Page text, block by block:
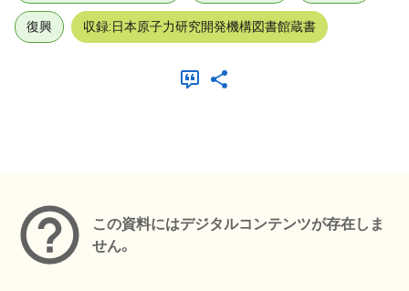
復興 収録:日本原子力研究開発機構図書館蔵書
この資料にはデジタルコンテンツが存在しま
せん。